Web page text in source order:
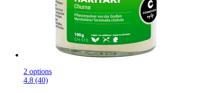
2 options
4.8 (40)